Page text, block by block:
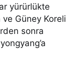
yürürlükte
ve Güney Koreli
sonra